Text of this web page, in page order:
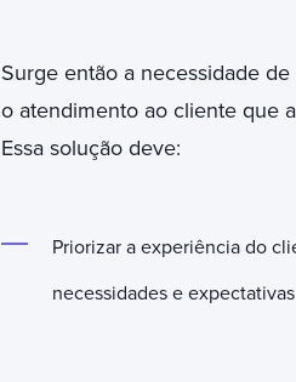
Surge então a necessidade
o atendimento ao cliente que
Essa solução deve:
Priorizar a experiência do
necessidades e